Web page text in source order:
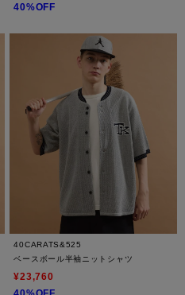
40%OFF
40CARATS&525
ベースボール半袖ニットシャツ
¥23,760